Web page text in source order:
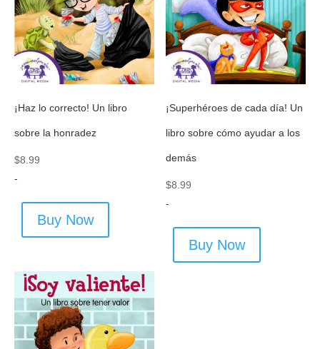
¡Haz lo correcto! Un libro
sobre la honradez
$8.99
-
Buy Now
¡Superhéroes de cada día! Un
libro sobre cómo ayudar a los
demás
$8.99
-
Buy Now